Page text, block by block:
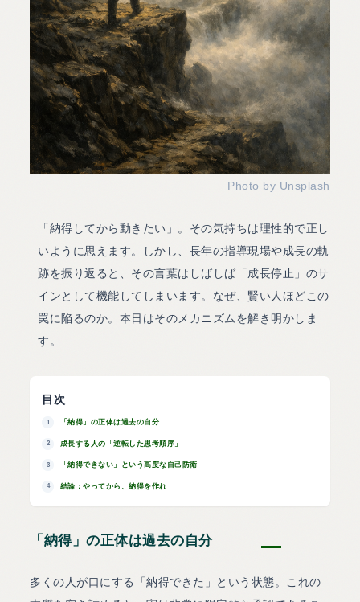
Photo by Unsplash
「納得してから動きたい」。その気持ちは理性的で正し
いように思えます。しかし、長年の指導現場や成長の軌
跡を振り返ると、その言葉はしばしば「成長停止」のサ
インとして機能してしまいます。なぜ、賢い人ほどこの
罠に陥るのか。本日はそのメカニズムを解き明かしま
す。
目次
1 「納得」の正体は過去の自分
2 成長する人の「逆転した思考順序」
3 「納得できない」という高度な自己防衛
4 結論：やってから、納得を作れ
「納得」の正体は過去の自分
多くの人が口にする「納得できた」という状態。これの